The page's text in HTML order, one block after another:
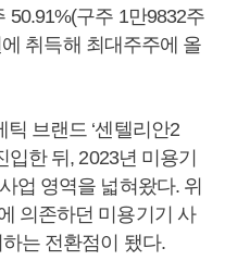
50.91%(구주 1만9832주
취득해 최대주주에 올
브랜드 ‘센텔리안2
입한 뒤, 2023년 미용기
업 영역을 넓혀왔다. 위
의존하던 미용기기 사
는 전환점이 됐다.